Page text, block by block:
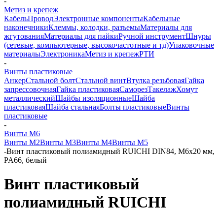
Метиз и крепеж
КабельПроводЭлектронные компонентыКабельные
наконечникиКлеммы, колодки, разъемыМатериалы для
жгутованияМатериалы для пайкиРучной инструментШнуры
(сетевые, компьютерные, высокочастотные и тд)Упаковочные
материалыЭлектроникаМетиз и крепежРТИ
-
Винты пластиковые
АнкерСтальной болтСтальной винтВтулка резьбоваяГайка
запрессовочнаяГайка пластиковаяСаморезТакелажХомут
металлическийШайбы изоляционныеШайба
пластиковаяШайба стальнаяБолты пластиковыеВинты
пластиковые
-
Винты М6
Винты М2Винты М3Винты М4Винты М5
-Винт пластиковый полиамидный RUICHI DIN84, М6x20 мм,
PA66, белый
Винт пластиковый
полиамидный RUICHI